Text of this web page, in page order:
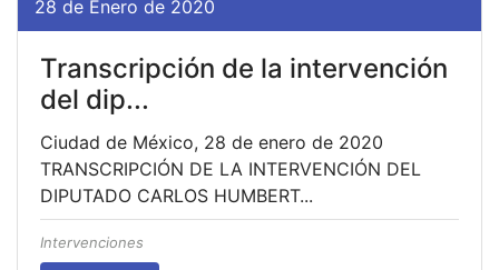
28 de Enero de 2020
Transcripción de la intervención
del dip...
Ciudad de México, 28 de enero de 2020
TRANSCRIPCIÓN DE LA INTERVENCIÓN DEL
DIPUTADO CARLOS HUMBERT...
Intervenciones